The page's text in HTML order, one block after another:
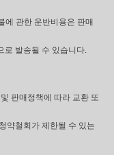
에 관한 운반비용은 판매
로 발송될 수 있습니다.
판매정책에 따라 교환 또
약철회가 제한될 수 있는